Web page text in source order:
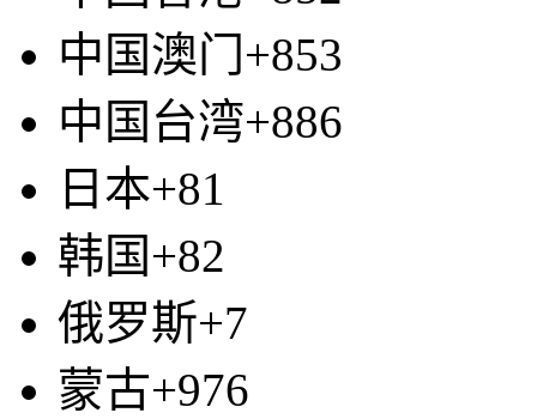
中国澳门+853
中国台湾+886
日本+81
韩国+82
俄罗斯+7
蒙古+976